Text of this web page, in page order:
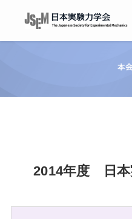
2014年度 日